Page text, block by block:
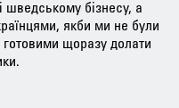
шведському бізнесу, а
якби ми не були
готовими щоразу долати